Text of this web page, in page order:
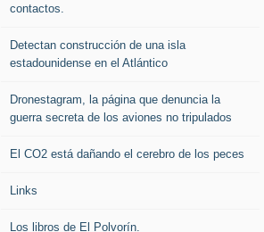
contactos.
Detectan construcción de una isla
estadounidense en el Atlántico
Dronestagram, la página que denuncia la
guerra secreta de los aviones no tripulados
El CO2 está dañando el cerebro de los peces
Links
Los libros de El Polvorín.